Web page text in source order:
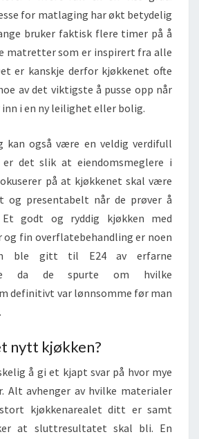
for matlaging har økt betydelig
bruker faktisk flere timer på å
matretter som er inspirert fra alle
er kanskje derfor kjøkkenet ofte
av det viktigste å pusse opp når
i en ny leilighet eller bolig.
kan også være en veldig verdifull
er det slik at eiendomsmeglere i
på at kjøkkenet skal være
og presentabelt når de prøver å
godt og ryddig kjøkken med
og fin overflatebehandling er noen
ble gitt til E24 av erfarne
da de spurte om hvilke
definitivt var lønnsomme før man
nytt kjøkken?
å gi et kjapt svar på hvor mye
Alt avhenger av hvilke materialer
kjøkkenarealet ditt er samt
at sluttresultatet skal bli. En